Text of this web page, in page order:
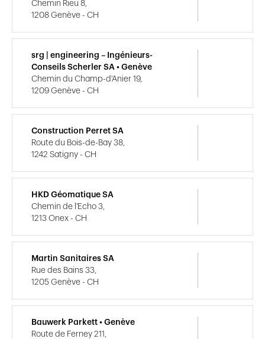
Chemin Rieu 8,
1208 Genève - CH
srg | engineering – Ingénieurs-
Conseils Scherler SA • Genève
Chemin du Champ-d'Anier 19,
1209 Genève - CH
Construction Perret SA
Route du Bois-de-Bay 38,
1242 Satigny - CH
HKD Géomatique SA
Chemin de l'Echo 3,
1213 Onex - CH
Martin Sanitaires SA
Rue des Bains 33,
1205 Genève - CH
Bauwerk Parkett • Genève
Route de Ferney 211,